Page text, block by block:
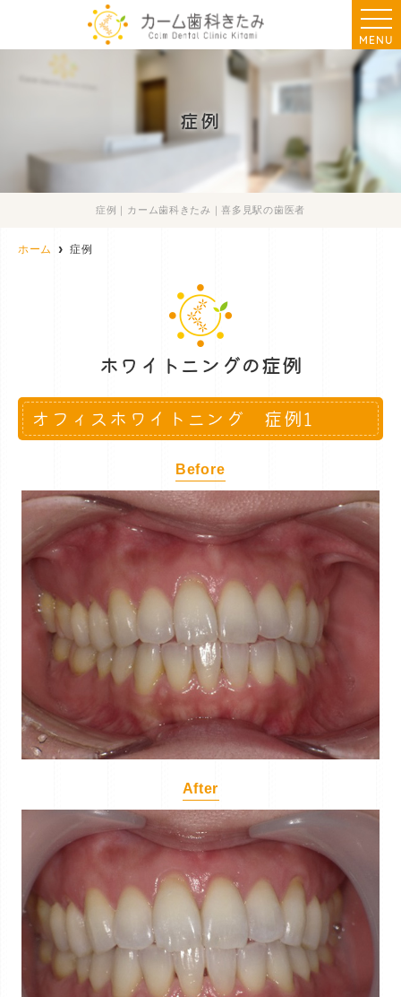
MENU
症例
症例｜カーム歯科きたみ｜喜多見駅の歯医者
ホーム 症例
ホワイトニングの症例
オフィスホワイトニング 症例1
Before
After